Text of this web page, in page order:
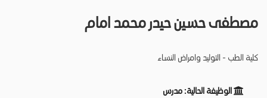
مصطفى حسين حيدر محمد امام
كلية الطب - التوليد وامراض النساء
الوظيفة الحالية: مدرس